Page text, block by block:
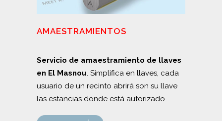
AMAESTRAMIENTOS
Servicio de amaestramiento de llaves
en El Masnou. Simplifica en llaves, cada
usuario de un recinto abrirá son su llave
las estancias donde está autorizado.